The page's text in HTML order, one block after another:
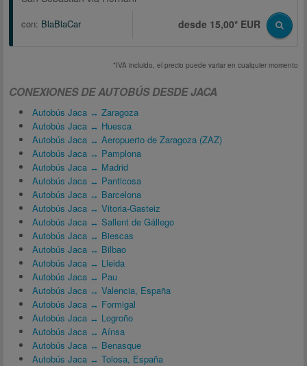
con: BlaBlaCar desde 15,00* EUR
*IVA incluido, el precio puede variar en cualquier momento
CONEXIONES DE AUTOBÚS DESDE JACA
Autobús Jaca ↔ Zaragoza
Autobús Jaca ↔ Huesca
Autobús Jaca ↔ Aeropuerto de Zaragoza (ZAZ)
Autobús Jaca ↔ Pamplona
Autobús Jaca ↔ Madrid
Autobús Jaca ↔ Panticosa
Autobús Jaca ↔ Barcelona
Autobús Jaca ↔ Vitoria-Gasteiz
Autobús Jaca ↔ Sallent de Gállego
Autobús Jaca ↔ Biescas
Autobús Jaca ↔ Bilbao
Autobús Jaca ↔ Lleida
Autobús Jaca ↔ Pau
Autobús Jaca ↔ Valencia, España
Autobús Jaca ↔ Formigal
Autobús Jaca ↔ Logroño
Autobús Jaca ↔ Aínsa
Autobús Jaca ↔ Benasque
Autobús Jaca ↔ Tolosa, España